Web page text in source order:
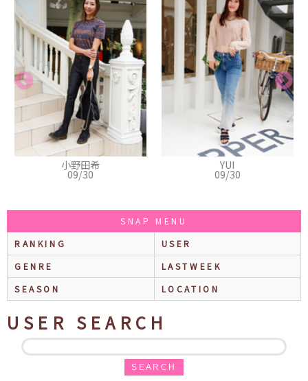
YUI
09/30
Shiori
09/30
SNAP MENU
RANKING
USER
GENRE
LASTWEEK
SEASON
LOCATION
USER SEARCH
SEARCH